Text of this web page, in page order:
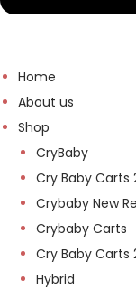
Home
About us
Shop
CryBaby
Cry Baby Carts
Crybaby New
Crybaby Carts
Cry Baby Carts
Hybrid